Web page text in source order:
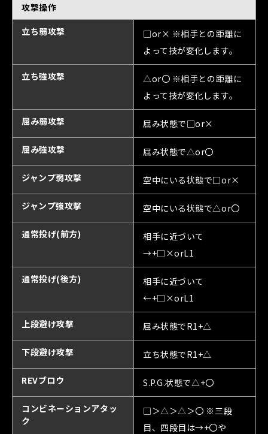
攻撃操作
立ち弱攻撃
□or× ※相手との距離に
よって技が変化します。
立ち強攻撃
△or〇 ※相手との距離に
よって技が変化します。
屈み弱攻撃 屈み状態で□or×
屈み強攻撃 屈み状態で△or〇
ジャンプ弱攻撃 空中にいる状態で□or×
ジャンプ強攻撃 空中にいる状態で△or〇
通常投げ(前方)
相手に近づいて
→+□×orL1
通常投げ(後方)
相手に近づいて
←+□×orL1
上段避け攻撃 屈み状態でR1+△
下段避け攻撃 立ち状態でR1+△
REVブロウ S.P.G.状態で△+〇
コンビネーションアタッ
ク
□＞△＞△＞〇 ※三段
目、四段目は→+〇や